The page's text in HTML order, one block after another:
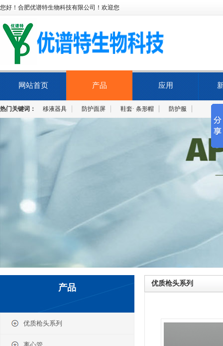
您好！合肥优谱特生物科技有限公司！欢迎您
网站首页 产品 应用
热门关键词： 移液器具 防护面屏 鞋套· 条形帽 防护服
产品
优质枪头系列
优质枪头系列